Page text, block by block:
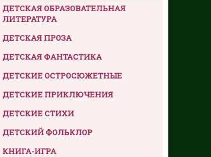
ДЕТСКАЯ ОБРАЗОВАТЕЛЬНАЯ
ЛИТЕРАТУРА
ДЕТСКАЯ ПРОЗА
ДЕТСКАЯ ФАНТАСТИКА
ДЕТСКИЕ ОСТРОСЮЖЕТНЫЕ
ДЕТСКИЕ ПРИКЛЮЧЕНИЯ
ДЕТСКИЕ СТИХИ
ДЕТСКИЙ ФОЛЬКЛОР
КНИГА-ИГРА